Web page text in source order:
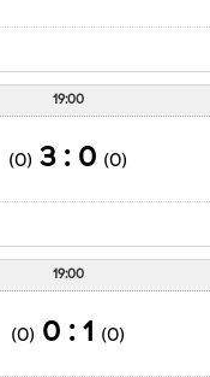
19:00
(0)
0 : 3
(0)
19:00
(0)
1 : 0
(0)